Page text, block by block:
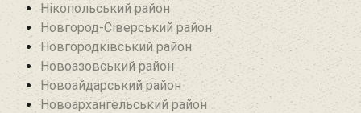
Нікопольський район
Новгород-Сіверський район
Новгородківський район
Новоазовський район
Новоайдарський район‎
Новоархангельський район